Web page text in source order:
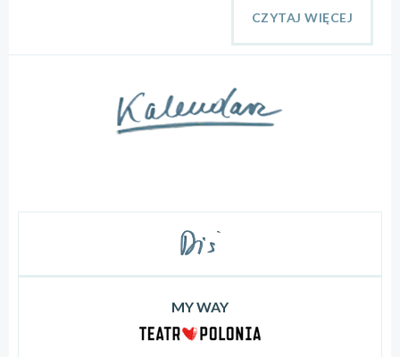
CZYTAJ WIĘCEJ
MY WAY